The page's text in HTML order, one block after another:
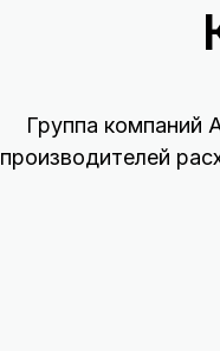
Группа компаний
производителей